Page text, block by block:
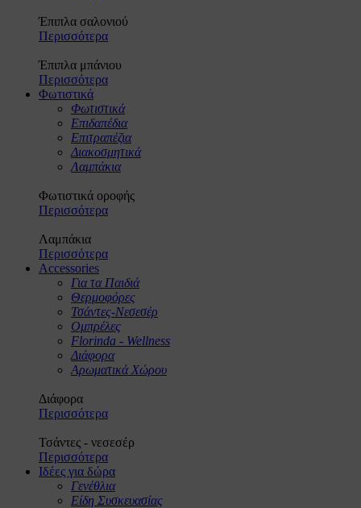
Έπιπλα σαλονιού
Περισσότερα
Έπιπλα μπάνιου
Περισσότερα
Φωτιστικά
Φωτιστικά
Επιδαπέδια
Επιτραπέζια
Διακοσμητικά
Λαμπάκια
Φωτιστικά οροφής
Περισσότερα
Λαμπάκια
Περισσότερα
Accessories
Για τα Παιδιά
Θερμοφόρες
Τσάντες-Νεσεσέρ
Ομπρέλες
Florinda - Wellness
Διάφορα
Αρωματικά Χώρου
Διάφορα
Περισσότερα
Τσάντες - νεσεσέρ
Περισσότερα
Ιδέες για δώρα
Γενέθλια
Είδη Συσκευασίας